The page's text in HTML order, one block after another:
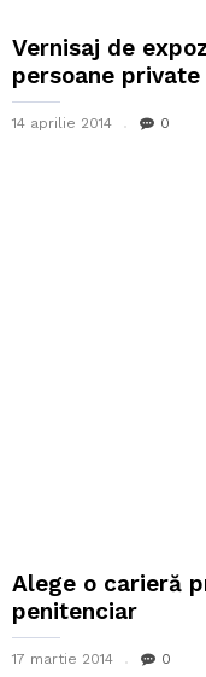
Vernisaj de
persoane
14 aprilie 2014 0
Alege o carieră
penitenciar
17 martie 2014 0